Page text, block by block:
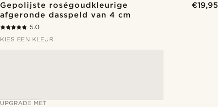
Gepolijste roségoudkleurige
afgeronde dasspeld van 4 cm
€19,95
5.0
KIES EEN KLEUR
UPGRADE MET